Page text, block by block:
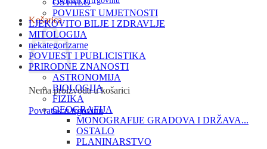
Košarica
Nema proizvoda u košarici
Povratak u trgovinu
OSTALO
POVIJEST UMJETNOSTI
LJEKOVITO BILJE I ZDRAVLJE
MITOLOGIJA
nekategorizarne
POVIJEST I PUBLICISTIKA
PRIRODNE ZNANOSTI
ASTRONOMIJA
BIOLOGIJA
FIZIKA
GEOGRAFIJA
MONOGRAFIJE GRADOVA I DRŽAVA...
OSTALO
PLANINARSTVO